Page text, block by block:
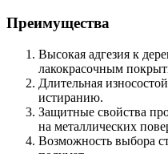
Преимущества
Высокая адгезия к
лакокрасочным
Длительная
истиранию.
Защитные свойства
на металлических
Возможность выбора